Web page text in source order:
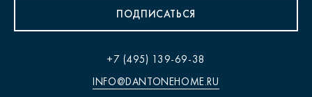
ПОДПИСАТЬСЯ
+7 (495) 139-69-38
INFO@DANTONEHOME.RU